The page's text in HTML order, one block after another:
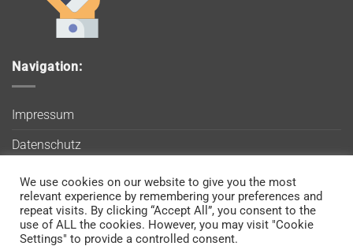
Navigation:
Impressum
Datenschutz
AGB
Blog
Kontakt
We use cookies on our website to give you the most
relevant experience by remembering your preferences and
repeat visits. By clicking “Accept All”, you consent to the
use of ALL the cookies. However, you may visit "Cookie
Settings" to provide a controlled consent.
Wir verwenden Cookies, um sicherzustellen, dass Sie auf
unserer Website die bestmögliche Erfahrung machen. Wenn
Sie diese Website weiterhin nutzen, gehen wir davon aus, dass